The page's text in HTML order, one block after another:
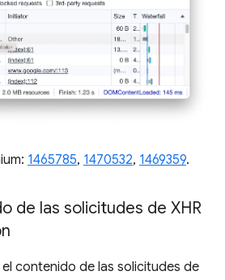
1465785, 1470532, 1469359.
de las solicitudes de XHR
contenido de las solicitudes de